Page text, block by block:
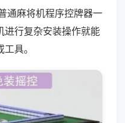
通麻将机程序控牌器一
进行复杂安装操作就能
具。